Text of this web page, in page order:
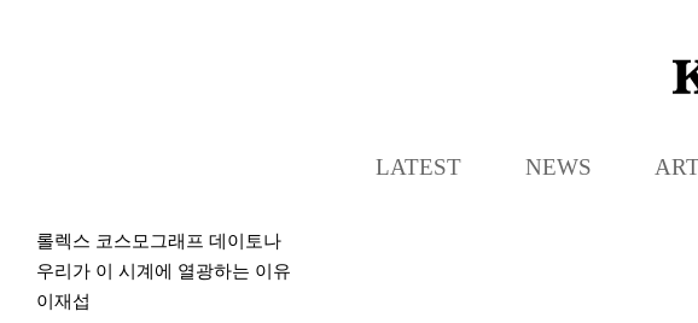
K
L
C
LATEST NEWS
롤렉스 코스모그래프 데이토나
우리가 이 시계에 열광하는 이유
이재섭